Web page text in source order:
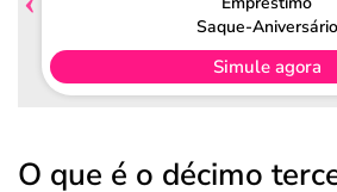
Saque-Aniversário
Simule agora
O que é o décimo